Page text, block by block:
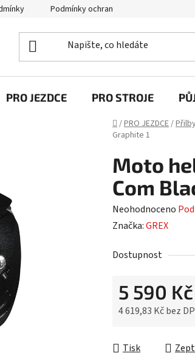
Podmínky ochrany osobních údajů
PRO JEZDCE PRO STROJE
Domů
/PRO JEZDCE/
Graphite 1
Moto
Com
Průměrné
hodnocení
je
Neohodnoceno
Značka:GREX
Dostupnost
5 590 Kč
4 619,83 Kč bez
Tisk